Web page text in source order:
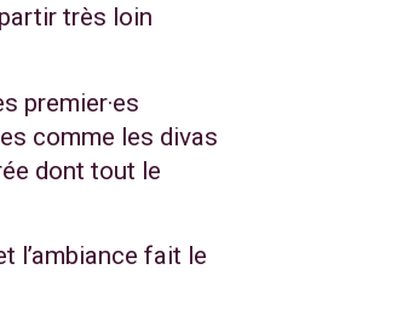
très loin
premier·es
comme les divas
dont tout le
l’ambiance fait le